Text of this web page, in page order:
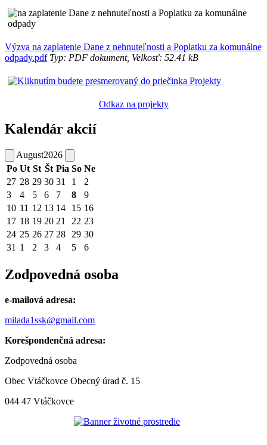
Výzva na zaplatenie Dane z nehnuteľnosti a Poplatku za komunálne
odpady.pdfTyp: PDF dokument, Velkosť: 52.41 kB
Odkaz na projekty
Kalendár akcií
August2026
Po Ut St Št Pia So Ne
27 28 29 30 31 1
2
3
4 5 6 7 8
9
10 11 12 13 14 15 16
17 18 19 20 21 22 23
24 25 26 27 28 29 30
31 1 2 3 4 5 6
Zodpovedná osoba
e-mailová adresa:
milada1ssk@gmail.com
Korešpondenčná adresa:
Zodpovedná osoba
Obec Vtáčkovce Obecný úrad č. 15
044 47 Vtáčkovce